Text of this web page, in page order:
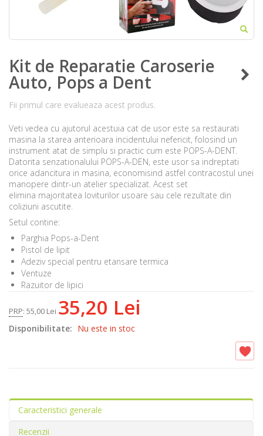
Kit de Reparatie Caroserie
Auto, Pops a Dent
Fii primul care evalueaza acest produs.
Veti vedea cu ajutorul acestuia cat de usor este sa restaurati
masina la starea anterioara incidentului nefericit, folosind un
instrument atat de simplu si practic cum este POPS-A-DENT.
Datorita senzationalului POPS-A-DEN, este usor sa indreptati
orice adancitura in masina, economisind astfel contracostul unei
manopere dintr-un atelier specializat. Acest set
elimina majoritatea loviturilor usoare sau cele rezultate din
coliziuni ascutite.
Setul contine:
Parghia Pops-a-Dent
Pistol de lipit
Adeziv special pentru etansare termica
Ventuze
Razuitor de lipici
PRP: 55,00 Lei 35,20 Lei
Disponibilitate: Nu este in stoc
Caracteristici generale
Recenzii